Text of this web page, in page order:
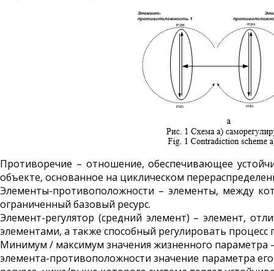
Противоречие – отношение, обеспечивающее
объекте, основанное на циклическом
Элементы-противоположности – элементы, между
ограниченный базовый ресурс.
Элемент-регулятор (средний элемент) – элемент,
элементами, а также способный регулировать
Минимум / максимум значения жизненного параметра
элемента-противоположности значение параметра